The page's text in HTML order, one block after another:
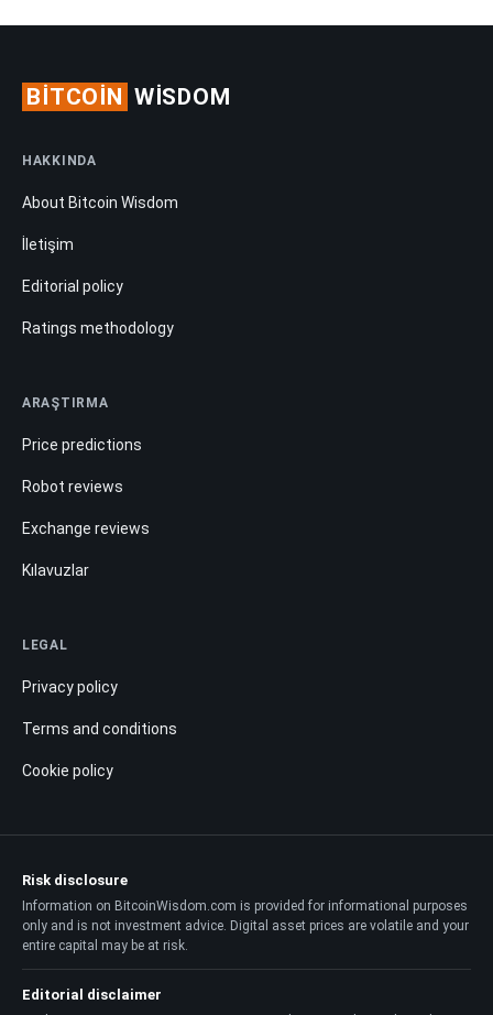
BITCOIN WISDOM
HAKKINDA
About Bitcoin Wisdom
İletişim
Editorial policy
Ratings methodology
ARAŞTIRMA
Price predictions
Robot reviews
Exchange reviews
Kılavuzlar
LEGAL
Privacy policy
Terms and conditions
Cookie policy
Risk disclosure
Information on BitcoinWisdom.com is provided for informational purposes
only and is not investment advice. Digital asset prices are volatile and your
entire capital may be at risk.
Editorial disclaimer